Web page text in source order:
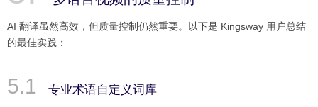
AI 翻译虽然高效，但质量控制仍然重要。以下是 Kingsway 用户总结
的最佳实践：
专业术语自定义词库